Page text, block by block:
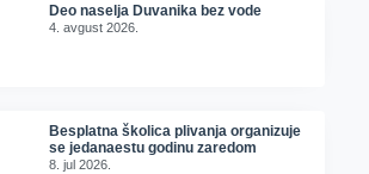
Deo naselja Duvanika bez vode
4. avgust 2026.
Besplatna školica plivanja organizuje
se jedanaestu godinu zaredom
8. jul 2026.